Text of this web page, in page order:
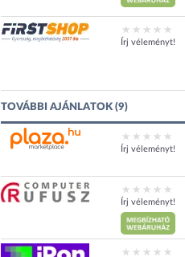
Írj véleményt!
TOVÁBBI AJÁNLATOK (9)
Írj véleményt!
Írj véleményt!